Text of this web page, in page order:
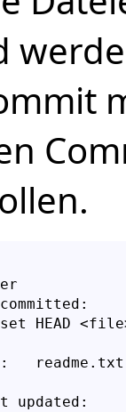
HEAD
readme.txt
updated: